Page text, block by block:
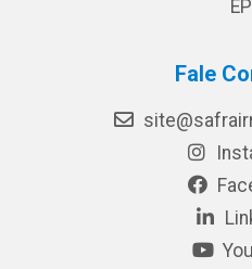
Fale